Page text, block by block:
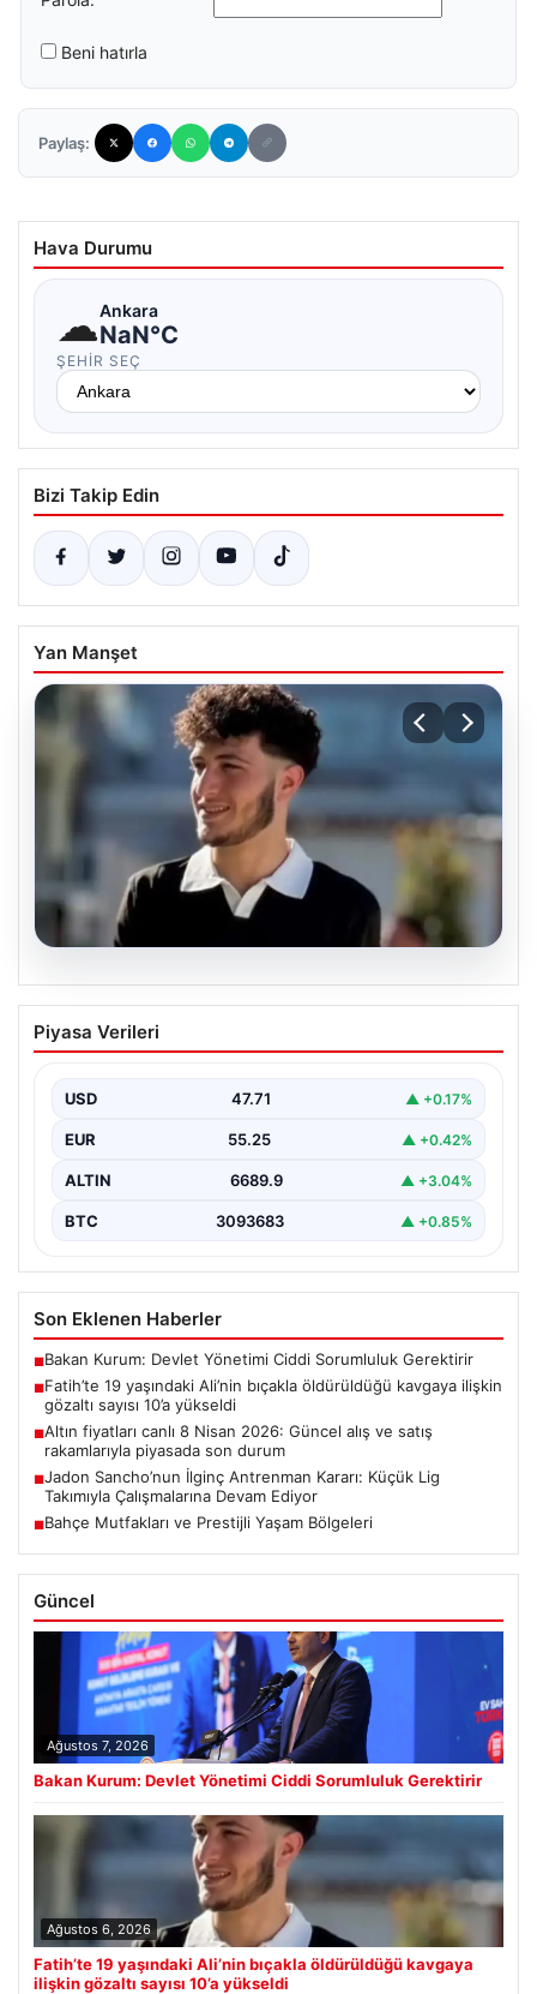
Beni hatırla
Paylaş:
Hava Durumu
☁Ankara
NaN°C
ŞEHIR SEÇ
Bizi Takip Edin
Yan Manşet
06.08.2026
Fatih’te 19 yaşındaki Ali’nin bıçakla
öldürüldüğü kavgaya ilişkin gözaltı
Piyasa Verileri
USD 47.71 ▲ +0.17%
EUR 55.25 ▲ +0.42%
ALTIN 6689.9 ▲ +3.04%
BTC 3093683 ▲ +0.85%
Son Eklenen Haberler
■Bakan Kurum: Devlet Yönetimi Ciddi Sorumluluk Gerektirir
■Fatih’te 19 yaşındaki Ali’nin bıçakla öldürüldüğü kavgaya ilişkin
gözaltı sayısı 10’a yükseldi
■Altın fiyatları canlı 8 Nisan 2026: Güncel alış ve satış
rakamlarıyla piyasada son durum
■Jadon Sancho’nun İlginç Antrenman Kararı: Küçük Lig
Takımıyla Çalışmalarına Devam Ediyor
■Bahçe Mutfakları ve Prestijli Yaşam Bölgeleri
Güncel
Ağustos 7, 2026
Bakan Kurum: Devlet Yönetimi Ciddi Sorumluluk Gerektirir
Ağustos 6, 2026
Fatih’te 19 yaşındaki Ali’nin bıçakla öldürüldüğü kavgaya
ilişkin gözaltı sayısı 10’a yükseldi